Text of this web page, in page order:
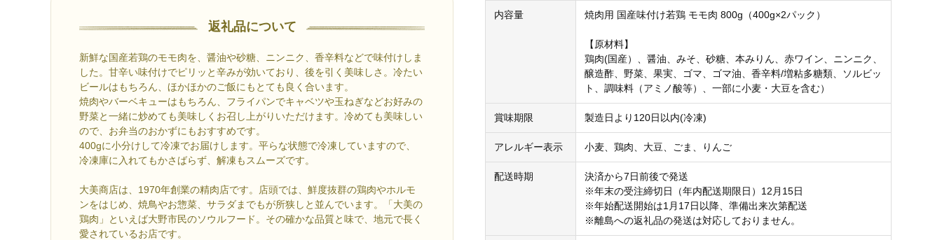
返礼品について
新鮮な国産若鶏のモモ肉を、醤油や砂糖、ニンニク、香辛料などで味付けしま
した。甘辛い味付けでピリッと辛みが効いており、後を引く美味しさ。冷たい
ビールはもちろん、ほかほかのご飯にもとても良く合います。
焼肉やバーベキューはもちろん、フライパンでキャベツや玉ねぎなどお好みの
野菜と一緒に炒めても美味しくお召し上がりいただけます。冷めても美味しい
ので、お弁当のおかずにもおすすめです。
400gに小分けして冷凍でお届けします。平らな状態で冷凍していますので、
冷凍庫に入れてもかさばらず、解凍もスムーズです。
大美商店は、1970年創業の精肉店です。店頭では、鮮度抜群の鶏肉やホルモ
ンをはじめ、焼鳥やお惣菜、サラダまでもが所狭しと並んでいます。「大美の
鶏肉」といえば大野市民のソウルフード。その確かな品質と味で、地元で長く
愛されているお店です。
内容量 焼肉用 国産味付け若鶏 モモ肉 800g（400g×2パック）
【原材料】
鶏肉(国産）、醤油、みそ、砂糖、本みりん、赤ワイン、ニンニク、
醸造酢、野菜、果実、ゴマ、ゴマ油、香辛料/増粘多糖類、ソルビッ
ト、調味料（アミノ酸等）、一部に小麦・大豆を含む）
賞味期限 製造日より120日以内(冷凍)
アレルギー表示 小麦、鶏肉、大豆、ごま、りんご
配送時期
決済から7日前後で発送
※年末の受注締切日（年内配送期限日）12月15日
※年始配送開始は1月17日以降、準備出来次第配送
※離島への返礼品の発送は対応しておりません。